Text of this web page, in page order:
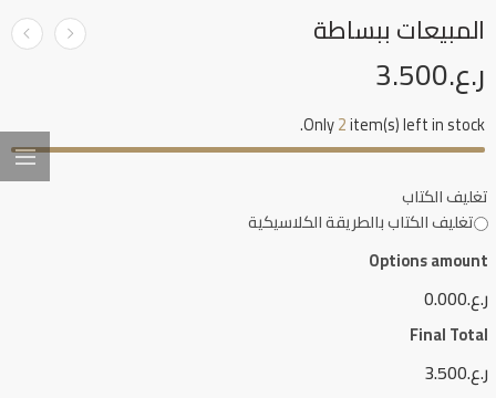
المبيعات ببساطة
ر.ع.3.500
Only2item(s) left in stock.
تغليف الكتاب
تغليف الكتاب بالطريقة الكلاسيكية
Options amount
ر.ع.0.000
Final Total
ر.ع.3.500